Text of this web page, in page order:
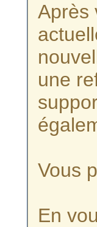
Après
une
Vous
En